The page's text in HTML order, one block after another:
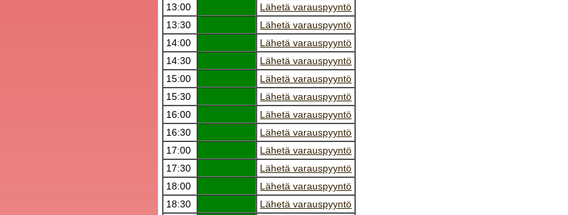
13:00
Lähetä varauspyyntö
13:30
Lähetä varauspyyntö
14:00
Lähetä varauspyyntö
14:30
Lähetä varauspyyntö
15:00
Lähetä varauspyyntö
15:30
Lähetä varauspyyntö
16:00
Lähetä varauspyyntö
16:30
Lähetä varauspyyntö
17:00
Lähetä varauspyyntö
17:30
Lähetä varauspyyntö
18:00
Lähetä varauspyyntö
18:30
Lähetä varauspyyntö